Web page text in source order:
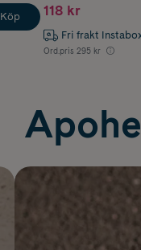
Köp 118 kr
Fri frakt
Ord.pris 295 kr